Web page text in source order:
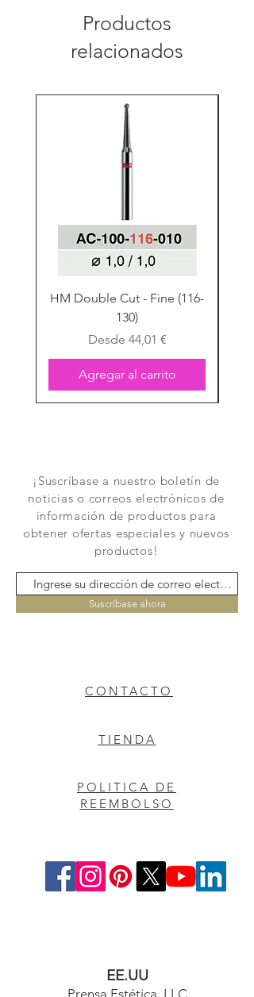
Productos
relacionados
HM Double Cut - Fine (116-
130)
Desde 44,01 €
Precio de oferta
Agregar al carrito
¡Suscríbase a nuestro boletín de
noticias o correos electrónicos de
información de productos para
obtener ofertas especiales y nuevos
productos!
Suscríbase ahora
CONTACTO
TIENDA
POLITICA DE
REEMBOLSO
EE.UU
Prensa Estética, LLC